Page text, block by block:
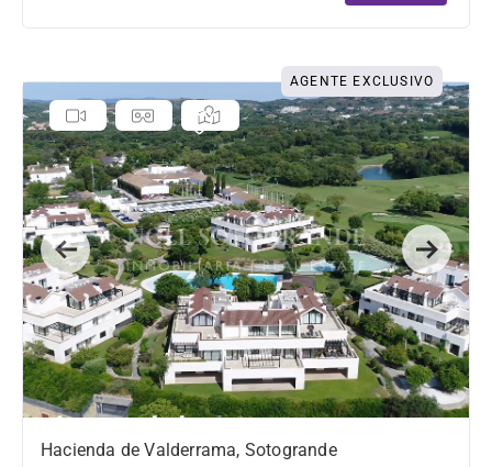
Previous Next
AGENTE EXCLUSIVO
Hacienda de Valderrama, Sotogrande